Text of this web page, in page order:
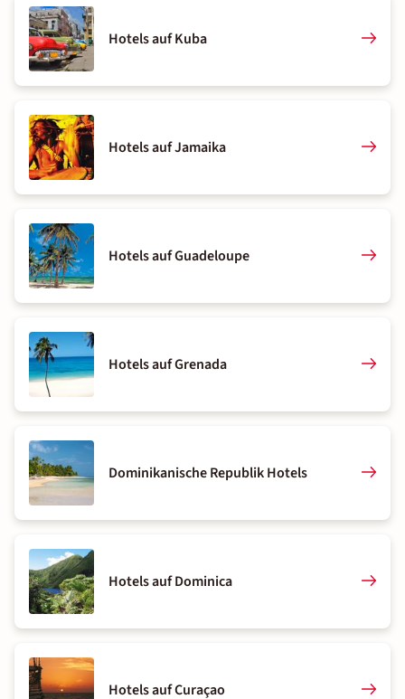
Hotels auf Kuba
Hotels auf Jamaika
Hotels auf Guadeloupe
Hotels auf Grenada
Dominikanische Republik Hotels
Hotels auf Dominica
Hotels auf Curaçao